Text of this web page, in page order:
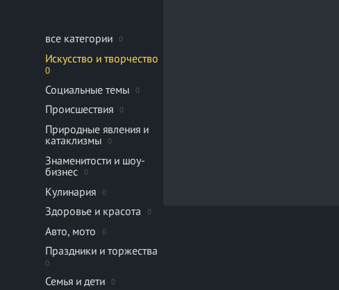
все категории 0
Искусство и творчество
0
Социальные темы 0
Происшествия 0
Природные явления и
катаклизмы
0
Знаменитости и шоу-
бизнес
0
Кулинария 0
Здоровье и красота 0
Авто, мото 0
Праздники и торжества
0
Семья и дети 0